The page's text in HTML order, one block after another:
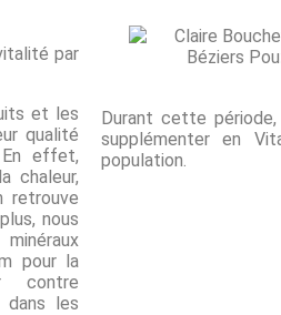
par
et les
qualité
effet,
chaleur,
retrouve
nous
pour la
contre
dans les
Durant cette
supplémenter en
population.